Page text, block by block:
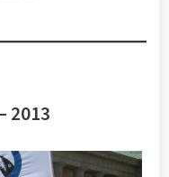
2013